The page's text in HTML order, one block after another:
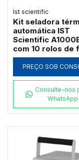
Ist scientific
Kit seladora
automática IST
Scientific
com 10 rolos de
PREÇO SOB
Consulte-nos
WhatsApp